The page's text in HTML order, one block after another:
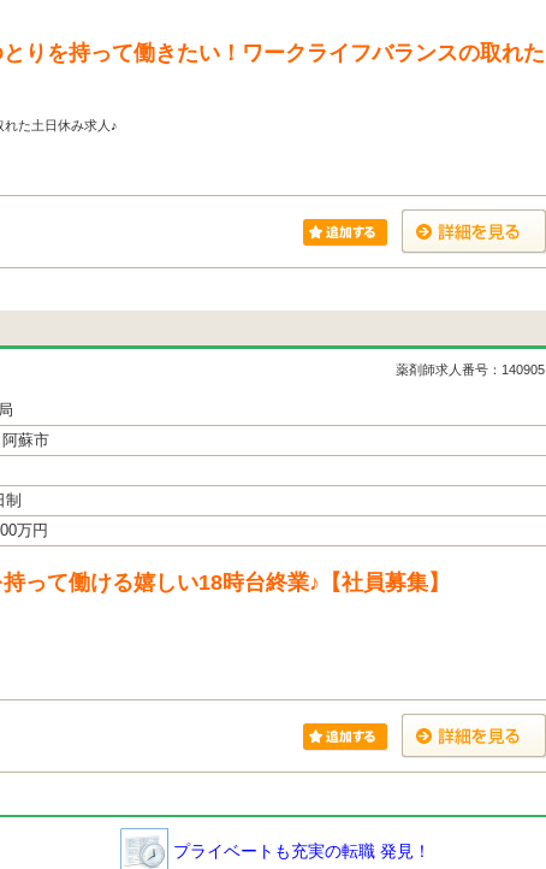
りを持って働きたい！ワークライフバランスの取れた
た土日休み求人♪
薬剤師求人番号：140905
蘇市
制
万円
って働ける嬉しい18時台終業♪【社員募集】
プライベートも充実の転職 発見！